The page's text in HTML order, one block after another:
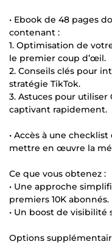
• Ebook de 48 pages
contenant :
1. Optimisation de
le premier coup d’œil.
2. Conseils clés pour
stratégie TikTok.
3. Astuces pour
captivant rapidement.
• Accès à une
mettre en œuvre la
Ce que vous obtenez :
• Une approche
premiers 10K abonnés.
• Un boost de visibilité
Options